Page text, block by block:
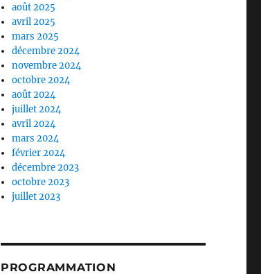
août 2025
avril 2025
mars 2025
décembre 2024
novembre 2024
octobre 2024
août 2024
juillet 2024
avril 2024
mars 2024
février 2024
décembre 2023
octobre 2023
juillet 2023
PROGRAMMATION